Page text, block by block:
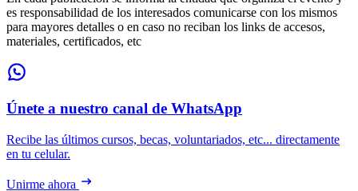
es responsabilidad de los interesados comunicarse con los mismos
para mayores detalles o en caso no reciban los links de accesos,
materiales, certificados, etc
Únete a nuestro canal de WhatsApp
Recibe las últimos cursos, becas, voluntariados, etc... directamente
en tu celular.
Unirme ahora